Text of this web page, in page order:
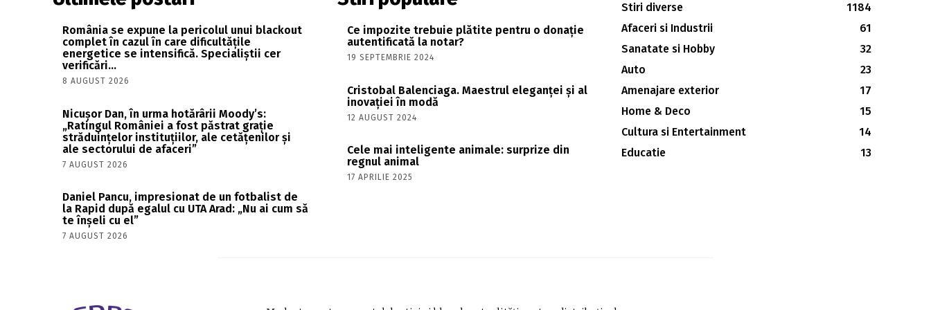
România se expune la pericolul unui blackout
complet în cazul în care dificultățile
energetice se intensifică. Specialiștii cer
verificări…
8 AUGUST 2026
Nicușor Dan, în urma hotărârii Moody’s:
„Ratingul României a fost păstrat grație
străduințelor instituțiilor, ale cetățenilor și
ale sectorului de afaceri”
7 AUGUST 2026
Daniel Pancu, impresionat de un fotbalist de
la Rapid după egalul cu UTA Arad: „Nu ai cum să
te înșeli cu el”
7 AUGUST 2026
Ce impozite trebuie plătite pentru o donație
autentificată la notar?
19 SEPTEMBRIE 2024
Cristobal Balenciaga. Maestrul eleganței și al
inovației în modă
12 AUGUST 2024
Cele mai inteligente animale: surprize din
regnul animal
17 APRILIE 2025
Stiri diverse
1184
Afaceri si Industrii
61
Sanatate si Hobby
32
Auto
23
Amenajare exterior
17
Home & Deco
15
Cultura si Entertainment
14
Educatie
13